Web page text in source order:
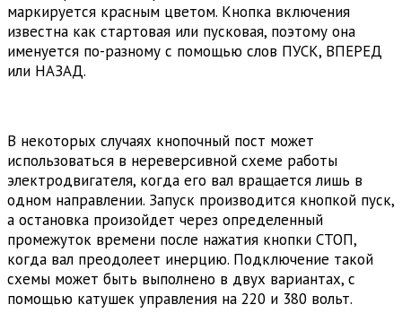
маркируется красным цветом. Кнопка включения
известна как стартовая или пусковая, поэтому она
именуется по-разному с помощью слов ПУСК, ВПЕРЕД
или НАЗАД.
В некоторых случаях кнопочный пост может
использоваться в нереверсивной схеме работы
электродвигателя, когда его вал вращается лишь в
одном направлении. Запуск производится кнопкой пуск,
а остановка произойдет через определенный
промежуток времени после нажатия кнопки СТОП,
когда вал преодолеет инерцию. Подключение такой
схемы может быть выполнено в двух вариантах, с
помощью катушек управления на 220 и 380 вольт.